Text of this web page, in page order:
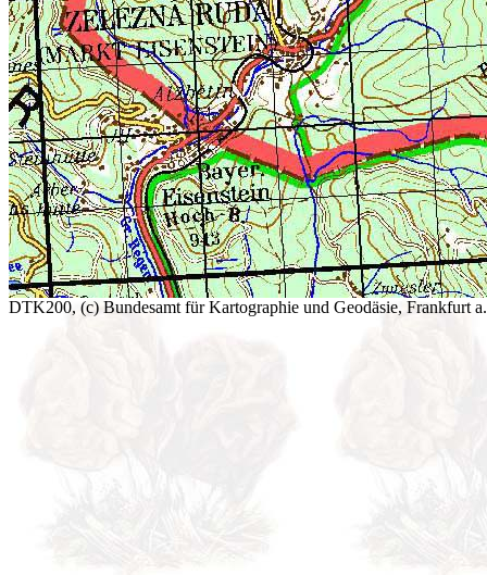
DTK200, (c) Bundesamt für Kartographie und Geodäsie, Frankfurt